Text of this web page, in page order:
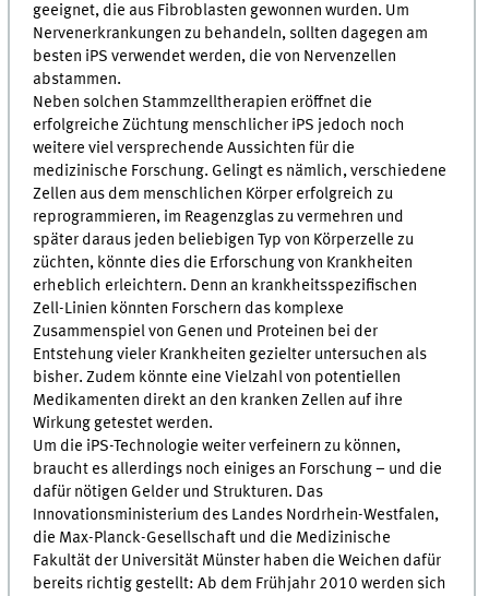
geeignet, die aus Fibroblasten gewonnen wurden. Um
Nervenerkrankungen zu behandeln, sollten dagegen am
besten iPS verwendet werden, die von Nervenzellen
abstammen.
Neben solchen Stammzelltherapien eröffnet die
erfolgreiche Züchtung menschlicher iPS jedoch noch
weitere viel versprechende Aussichten für die
medizinische Forschung. Gelingt es nämlich, verschiedene
Zellen aus dem menschlichen Körper erfolgreich zu
reprogrammieren, im Reagenzglas zu vermehren und
später daraus jeden beliebigen Typ von Körperzelle zu
züchten, könnte dies die Erforschung von Krankheiten
erheblich erleichtern. Denn an krankheitsspezifischen
Zell-Linien könnten Forschern das komplexe
Zusammenspiel von Genen und Proteinen bei der
Entstehung vieler Krankheiten gezielter untersuchen als
bisher. Zudem könnte eine Vielzahl von potentiellen
Medikamenten direkt an den kranken Zellen auf ihre
Wirkung getestet werden.
Um die iPS-Technologie weiter verfeinern zu können,
braucht es allerdings noch einiges an Forschung – und die
dafür nötigen Gelder und Strukturen. Das
Innovationsministerium des Landes Nordrhein-Westfalen,
die Max-Planck-Gesellschaft und die Medizinische
Fakultät der Universität Münster haben die Weichen dafür
bereits richtig gestellt: Ab dem Frühjahr 2010 werden sich